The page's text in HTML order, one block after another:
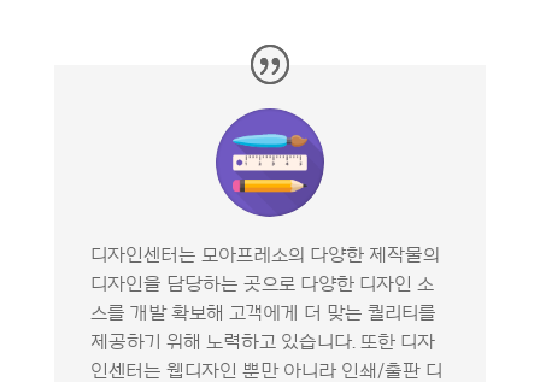
디자인센터는 모아프레소의 다양한 제작물의
디자인을 담당하는 곳으로 다양한 디자인 소
스를 개발 확보해 고객에게 더 맞는 퀄리티를
제공하기 위해 노력하고 있습니다. 또한 디자
인센터는 웹디자인 뿐만 아니라 인쇄/출판 디